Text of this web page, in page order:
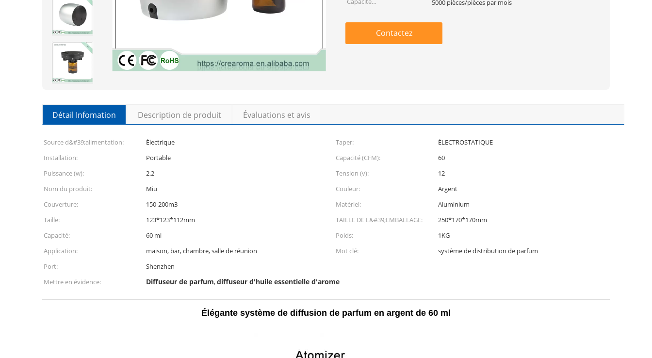
5000 pièces/pièces par mois
Contactez
Détail Infomation Description de produit Évaluations et avis
Source d&#39;alimentation: Électrique Taper:
ÉLECTROSTATIQUE
Installation:
Portable Capacité (CFM):
60
Puissance (w):
2.2 Tension (v):
12
Nom du produit:
Miu Couleur:
Argent
Couverture:
150-200m3 Matériel:
Aluminium
Taille:
123*123*112mm TAILLE DE L&#39;EMBALLAGE:
250*170*170mm
Capacité:
60 ml Poids:
1KG
Application:
maison, bar, chambre, salle de réunion Mot clé:
système de distribution de parfum
Port:
Shenzhen
Mettre en évidence:
Diffuseur de parfum,diffuseur d'huile essentielle d'arome
Élégante système de diffusion de parfum en argent de 60 ml